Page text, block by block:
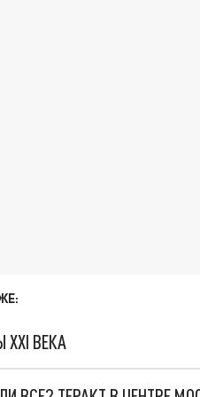
ВЕКА